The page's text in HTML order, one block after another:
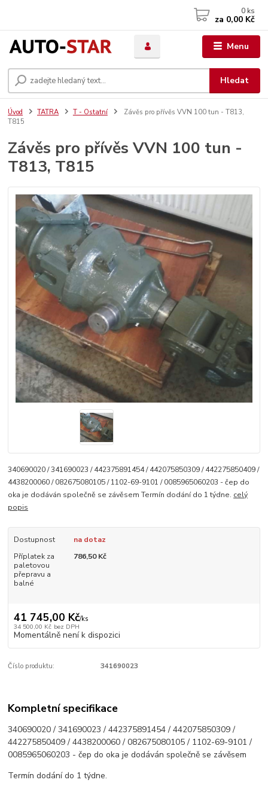
Menu
Hledat
0 ks
za 0,00 Kč
Úvod TATRA T - Ostatní
Závěs pro přívěs VVN 100 tun - T813,
T815
Závěs pro přívěs VVN 100 tun -
T813, T815
340690020 / 341690023 / 442375891454 / 442075850309 / 442275850409 /
4438200060 / 082675080105 / 1102-69-9101 / 0085965060203 - čep do
oka je dodáván společně se závěsem Termín dodání do 1 týdne. celý
popis
Dostupnost
na dotaz
Příplatek za
paletovou
přepravu a
balné
786,50 Kč
41 745,00 Kč/ks
34 500,00 Kč bez DPH
Momentálně není k dispozici
Číslo produktu: 341690023
Kompletní specifikace
340690020 / 341690023 / 442375891454 / 442075850309 /
442275850409 / 4438200060 / 082675080105 / 1102-69-9101 /
0085965060203 - čep do oka je dodáván společně se závěsem
Termín dodání do 1 týdne.